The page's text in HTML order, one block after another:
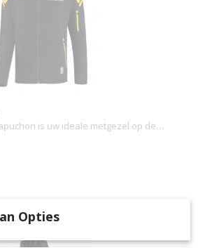
is uw ideale metgezel op de…
Opties